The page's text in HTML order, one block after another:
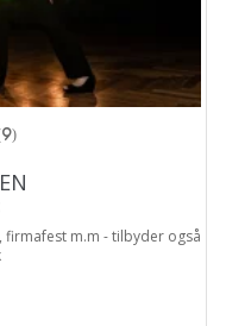
firmafest m.m - tilbyder også